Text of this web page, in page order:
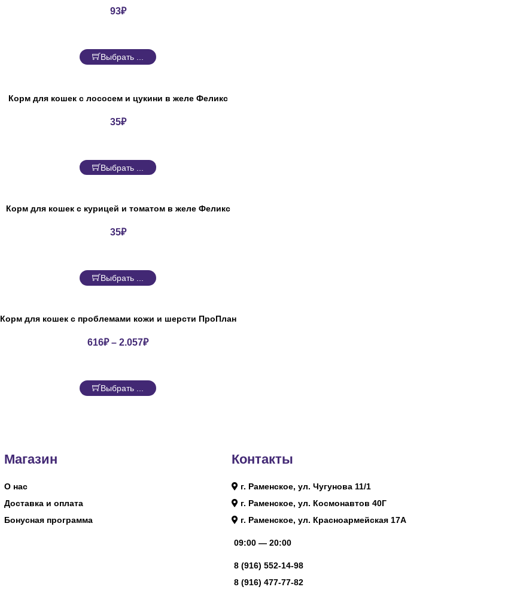
93₽
Выбрать ...
Корм для кошек с лососем и цукини в желе Феликс
35₽
Выбрать ...
Корм для кошек с курицей и томатом в желе Феликс
35₽
Выбрать ...
Корм для кошек с проблемами кожи и шерсти ПроПлан
616₽– 2.057₽
Выбрать ...
Магазин
О нас
Доставка и оплата
Бонусная программа
Контакты
г. Раменское, ул. Чугунова 11/1
г. Раменское, ул. Космонавтов 40Г
г. Раменское, ул. Красноармейская 17А
09:00 — 20:00
8 (916) 552-14-98
8 (916) 477-77-82